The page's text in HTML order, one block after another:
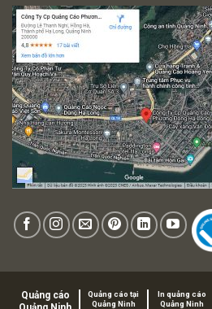
Quảng cáo
Quảng cáo tại
Quảng Ninh
In quảng cáo
Quảng Ninh